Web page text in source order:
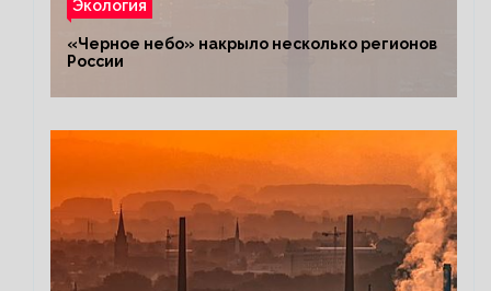
Экология
«Черное небо» накрыло несколько регионов
России